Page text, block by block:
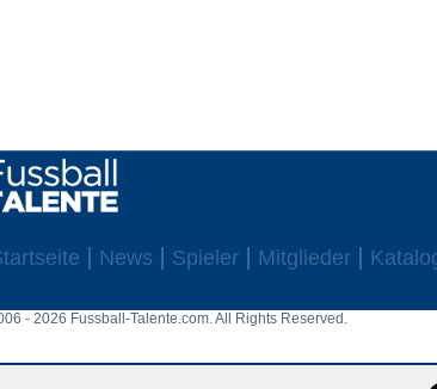
News Spieler Mitglieder
- 2026 Fussball-Talente.com. All Rights Reserved.